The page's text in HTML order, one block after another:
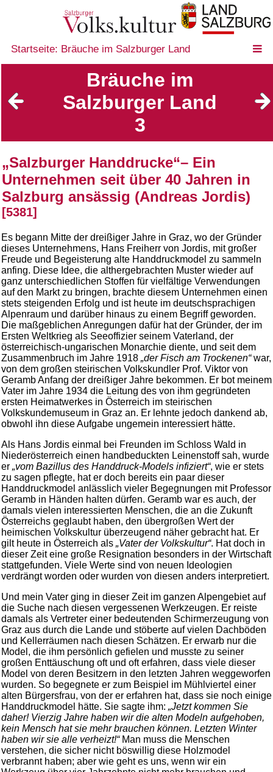
Startseite: Bräuche im Salzburger Land
Bräuche im
Salzburger Land
3
„Salzburger Handdrucke“– Ein
Unternehmen seit über 40 Jahren in
Salzburg ansässig (Andreas Jordis)
[5381]
Es begann Mitte der dreißiger Jahre in Graz, wo der Gründer
dieses Unternehmens, Hans Freiherr von Jordis, mit großer
Freude und Begeisterung alte Handdruckmodel zu sammeln
anfing. Diese Idee, die althergebrachten Muster wieder auf
ganz unterschiedlichen Stoffen für vielfältige Verwendungen
auf den Markt zu bringen, brachte diesem Unternehmen einen
stets steigenden Erfolg und ist heute im deutschsprachigen
Alpenraum und darüber hinaus zu einem Begriff geworden.
Die maßgeblichen Anregungen dafür hat der Gründer, der im
Ersten Weltkrieg als Seeoffizier seinem Vaterland, der
österreichisch-ungarischen Monarchie diente, und seit dem
Zusammenbruch im Jahre 1918 „der Fisch am Trockenen“war,
von dem großen steirischen Volkskundler Prof. Viktor von
Geramb Anfang der dreißiger Jahre bekommen. Er bot meinem
Vater im Jahre 1934 die Leitung des von ihm gegründeten
ersten Heimatwerkes in Österreich im steirischen
Volkskundemuseum in Graz an. Er lehnte jedoch dankend ab,
obwohl ihn diese Aufgabe ungemein interessiert hätte.
Als Hans Jordis einmal bei Freunden im Schloss Wald in
Niederösterreich einen handbeduckten Leinenstoff sah, wurde
er „vom Bazillus des Handdruck-Models infiziert“, wie er stets
zu sagen pflegte, hat er doch bereits ein paar dieser
Handdruckmodel anlässlich vieler Begegnungen mit Professor
Geramb in Händen halten dürfen. Geramb war es auch, der
damals vielen interessierten Menschen, die an die Zukunft
Österreichs geglaubt haben, den übergroßen Wert der
heimischen Volkskultur überzeugend näher gebracht hat. Er
gilt heute in Österreich als „Vater der Volkskultur“. Hat doch in
dieser Zeit eine große Resignation besonders in der Wirtschaft
stattgefunden. Viele Werte sind von neuen Ideologien
verdrängt worden oder wurden von diesen anders interpretiert.
Und mein Vater ging in dieser Zeit im ganzen Alpengebiet auf
die Suche nach diesen vergessenen Werkzeugen. Er reiste
damals als Vertreter einer bedeutenden Schirmerzeugung von
Graz aus durch die Lande und stöberte auf vielen Dachböden
und Kellerräumen nach diesen Schätzen. Er erwarb nur die
Model, die ihm persönlich gefielen und musste zu seiner
großen Enttäuschung oft und oft erfahren, dass viele dieser
Model von deren Besitzern in den letzten Jahren weggeworfen
wurden. So begegnete er zum Beispiel im Mühlviertel einer
alten Bürgersfrau, von der er erfahren hat, dass sie noch einige
Handdruckmodel hätte. Sie sagte ihm: „Jetzt kommen Sie
daher! Vierzig Jahre haben wir die alten Modeln aufgehoben,
kein Mensch hat sie mehr brauchen können. Letzten Winter
haben wir sie alle verheizt!“Man muss die Menschen
verstehen, die sicher nicht böswillig diese Holzmodel
verbrannt haben; aber wie geht es uns, wenn wir ein